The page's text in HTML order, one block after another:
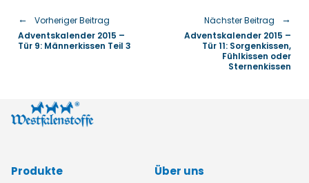
Vorheriger Beitrag
Adventskalender 2015 –
Tür 9: Männerkissen Teil 3
Nächster Beitrag
Adventskalender 2015 –
Tür 11: Sorgenkissen,
Fühlkissen oder
Sternenkissen
Produkte Über uns